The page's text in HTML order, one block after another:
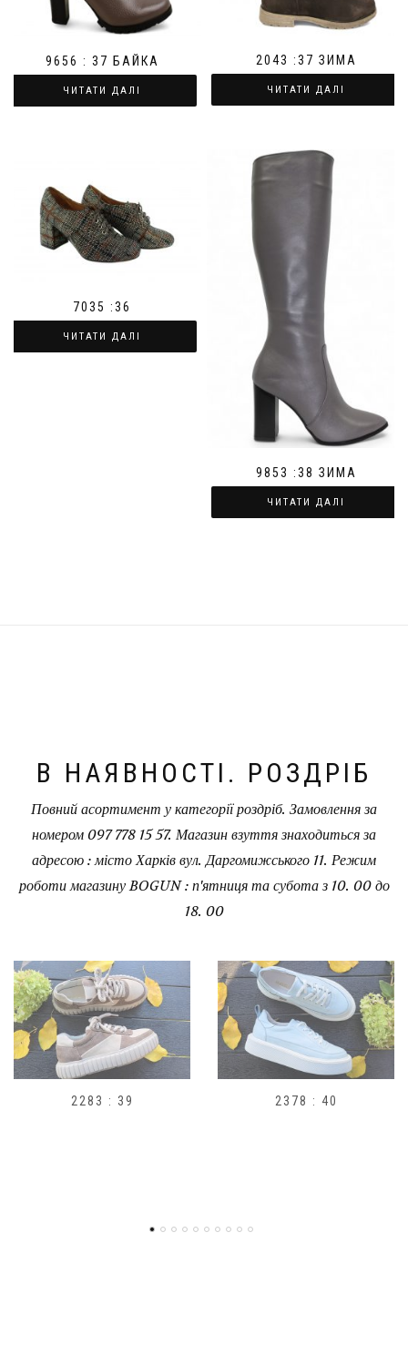
9656 : 37 БАЙКА
ЧИТАТИ ДАЛІ
2043 :37 ЗИМА
ЧИТАТИ ДАЛІ
7035 :36
ЧИТАТИ ДАЛІ
9853 :38 ЗИМА
ЧИТАТИ ДАЛІ
В НАЯВНОСТІ. РОЗДРІБ
Повний асортимент у категорії роздріб. Замовлення за
номером 097 778 15 57. Магазин взуття знаходиться за
адресою : місто Харків вул. Даргомижського 11. Режим
роботи магазину BOGUN : п'ятниця та субота з 10. 00 до
18. 00
2378 : 40 H1